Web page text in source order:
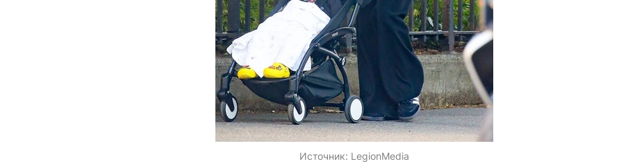
Источник: LegionMedia